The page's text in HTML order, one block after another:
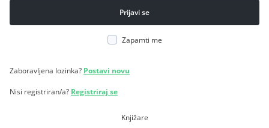
Zapamti me
Zaboravljena lozinka? Postavi novu
Nisi registriran/a? Registriraj se
Knjižare